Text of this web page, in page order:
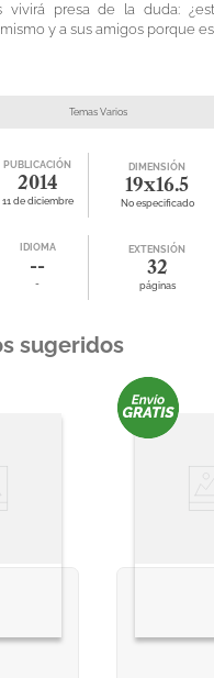
vivirá presa de la duda:
y a sus amigos porque es
Temas Varios
PUBLICACIÓN
2014
11 de diciembre
DIMENSIÓN
19x16.5
No especificado
IDIOMA
--
-
EXTENSIÓN
32
páginas
sugeridos